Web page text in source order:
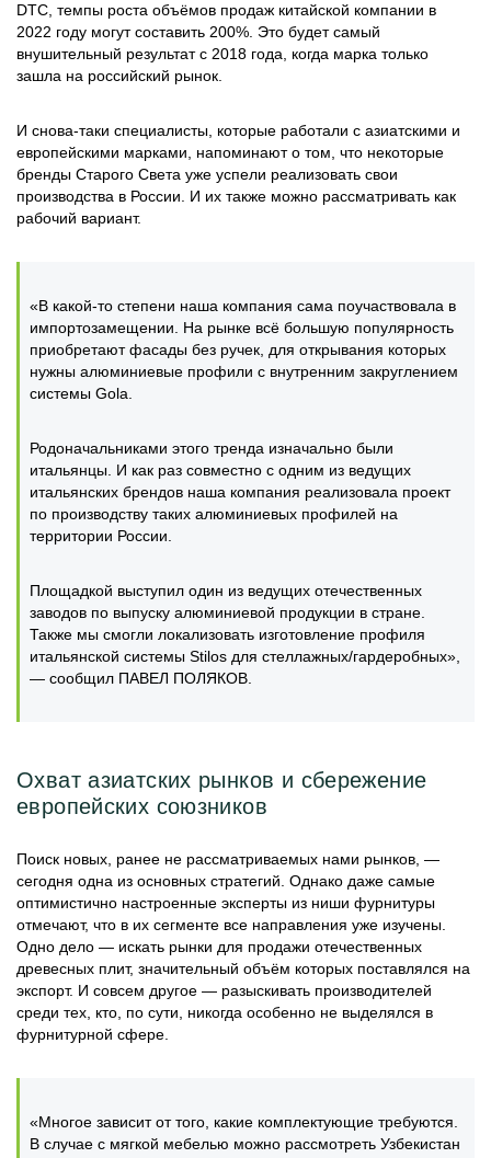
DTC, темпы роста объёмов продаж китайской компании в
2022 году могут составить 200%. Это будет самый
внушительный результат с 2018 года, когда марка только
зашла на российский рынок.
И снова-таки специалисты, которые работали с азиатскими и
европейскими марками, напоминают о том, что некоторые
бренды Старого Света уже успели реализовать свои
производства в России. И их также можно рассматривать как
рабочий вариант.
«В какой-то степени наша компания сама поучаствовала в
импортозамещении. На рынке всё большую популярность
приобретают фасады без ручек, для открывания которых
нужны алюминиевые профили с внутренним закруглением
системы Gola.
Родоначальниками этого тренда изначально были
итальянцы. И как раз совместно с одним из ведущих
итальянских брендов наша компания реализовала проект
по производству таких алюминиевых профилей на
территории России.
Площадкой выступил один из ведущих отечественных
заводов по выпуску алюминиевой продукции в стране.
Также мы смогли локализовать изготовление профиля
итальянской системы Stilos для стеллажных/гардеробных»,
— сообщил ПАВЕЛ ПОЛЯКОВ.
Охват азиатских рынков и сбережение
европейских союзников
Поиск новых, ранее не рассматриваемых нами рынков, —
сегодня одна из основных стратегий. Однако даже самые
оптимистично настроенные эксперты из ниши фурнитуры
отмечают, что в их сегменте все направления уже изучены.
Одно дело — искать рынки для продажи отечественных
древесных плит, значительный объём которых поставлялся на
экспорт. И совсем другое — разыскивать производителей
среди тех, кто, по сути, никогда особенно не выделялся в
фурнитурной сфере.
«Многое зависит от того, какие комплектующие требуются.
В случае с мягкой мебелью можно рассмотреть Узбекистан